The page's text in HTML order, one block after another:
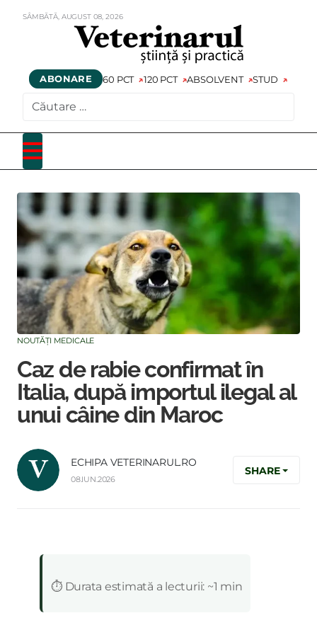
SÂMBĂTĂ, AUGUST 08,2026
ABONARE 60 PCT 120 PCT ABSOLVENT STUD
NOUTĂȚI MEDICALE
Caz de rabie confirmat în
Italia, după importul ilegal al
unui câine din Maroc
ECHIPA VETERINARUL.RO
08.IUN.2026
SHARE
⏱️ Durata estimată a lecturii: ~1 min